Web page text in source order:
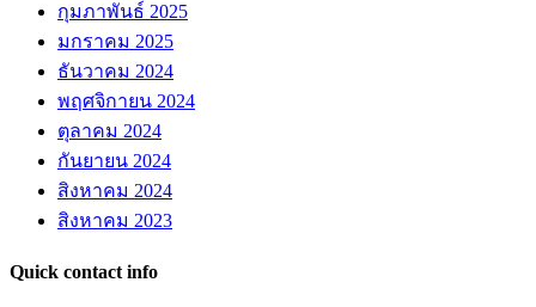
กุมภาพันธ์ 2025
มกราคม 2025
ธันวาคม 2024
พฤศจิกายน 2024
ตุลาคม 2024
กันยายน 2024
สิงหาคม 2024
สิงหาคม 2023
Quick contact info